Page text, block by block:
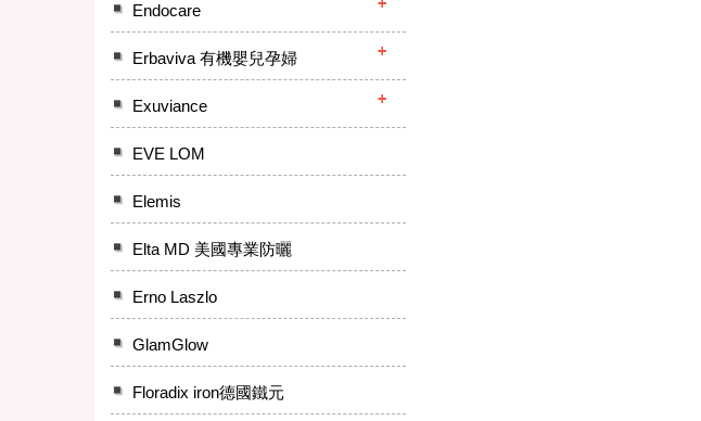
Endocare
Erbaviva 有機嬰兒孕婦
Exuviance
EVE LOM
Elemis
Elta MD 美國專業防曬
Erno Laszlo
GlamGlow
Floradix iron德國鐵元